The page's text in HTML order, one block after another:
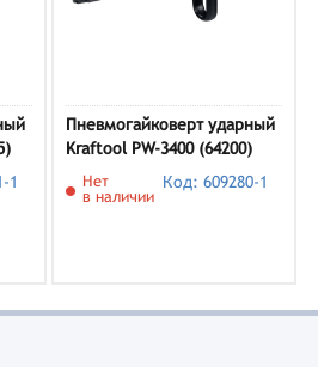
1
Пневмогайковерт ударный
Kraftool PW-3400 (64200)
Нет
в наличии
Код: 609280-1